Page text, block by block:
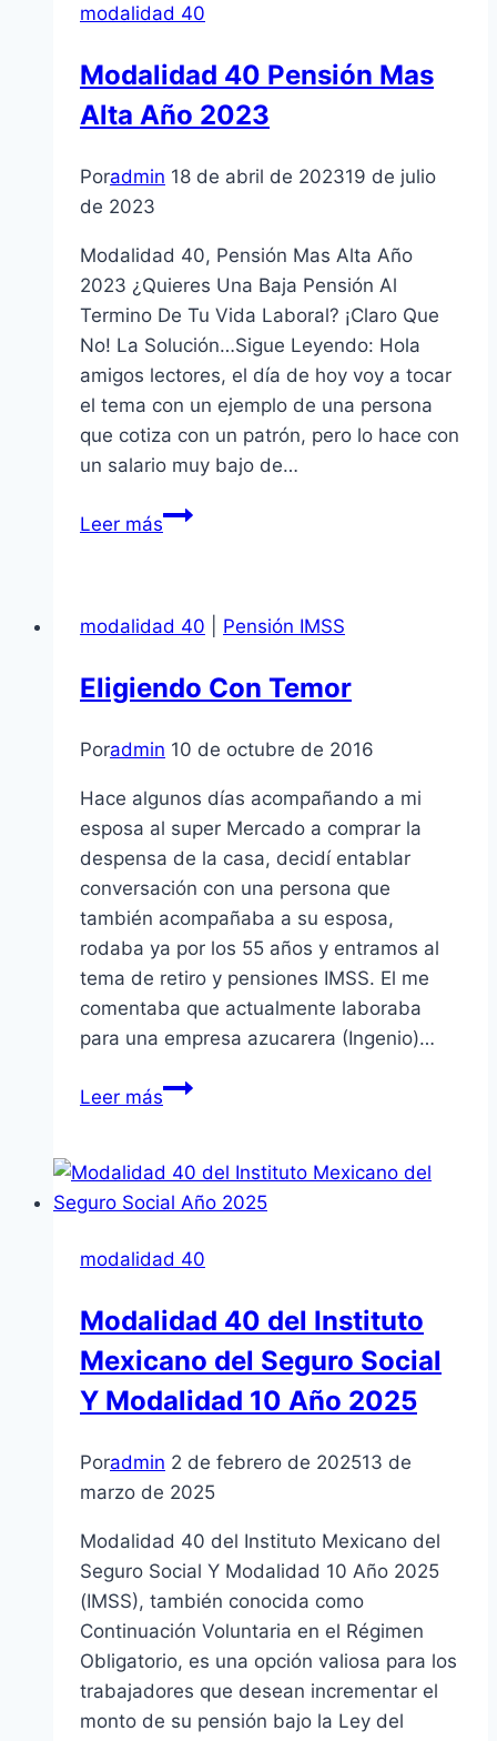
Obtener
Pensión
Mas
modalidad 40
Modalidad 40 Pensión Mas
Alta Año 2023
Poradmin 18 de abril de 202319 de julio
de 2023
Modalidad 40, Pensión Mas Alta Año
2023 ¿Quieres Una Baja Pensión Al
Termino De Tu Vida Laboral? ¡Claro Que
No! La Solución…Sigue Leyendo: Hola
amigos lectores, el día de hoy voy a tocar
el tema con un ejemplo de una persona
que cotiza con un patrón, pero lo hace con
un salario muy bajo de…
Leer másModalidad
Alta
2023
modalidad 40 Pensión IMSS
Eligiendo Con Temor
Poradmin 10 de octubre de 2016
Hace algunos días acompañando a mi
esposa al super Mercado a comprar la
despensa de la casa, decidí entablar
conversación con una persona que
también acompañaba a su esposa,
rodaba ya por los 55 años y entramos al
tema de retiro y pensiones IMSS. El me
comentaba que actualmente laboraba
para una empresa azucarera (Ingenio)…
Leer másEligiendo
modalidad 40
Modalidad 40 del Instituto
Mexicano del Seguro Social
Y Modalidad 10 Año 2025
Poradmin 2 de febrero de 202513 de
marzo de 2025
Modalidad 40 del Instituto Mexicano del
Seguro Social Y Modalidad 10 Año 2025
(IMSS), también conocida como
Continuación Voluntaria en el Régimen
Obligatorio, es una opción valiosa para los
trabajadores que desean incrementar el
monto de su pensión bajo la Ley del